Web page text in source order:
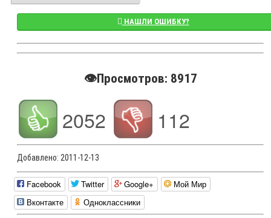
НАШЛИ ОШИБКУ?
👁️Просмотров: 8917
2052 112
Добавлено: 2011-12-13
Facebook Twitter Google+
Мой Мир
Вконтакте
Одноклассники